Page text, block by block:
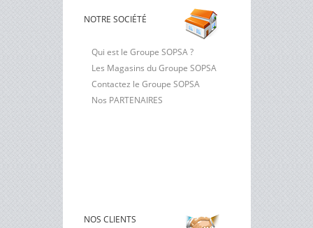
NOTRE SOCIÉTÉ
Qui est le Groupe SOPSA ?
Les Magasins du Groupe SOPSA
Contactez le Groupe SOPSA
Nos PARTENAIRES
NOS CLIENTS